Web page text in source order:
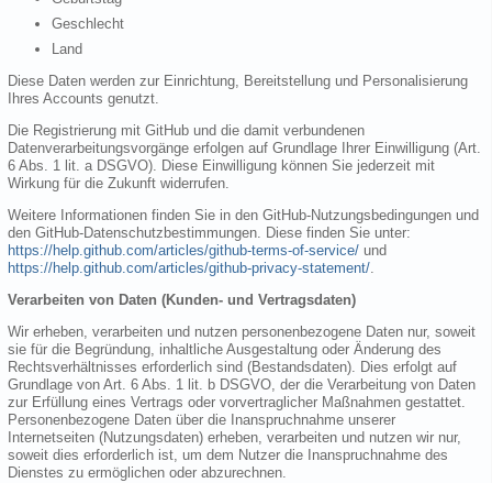
Geschlecht
Land
Diese Daten werden zur Einrichtung, Bereitstellung und Personalisierung
Ihres Accounts genutzt.
Die Registrierung mit GitHub und die damit verbundenen
Datenverarbeitungsvorgänge erfolgen auf Grundlage Ihrer Einwilligung (Art.
6 Abs. 1 lit. a DSGVO). Diese Einwilligung können Sie jederzeit mit
Wirkung für die Zukunft widerrufen.
Weitere Informationen finden Sie in den GitHub-Nutzungsbedingungen und
den GitHub-Datenschutzbestimmungen. Diese finden Sie unter:
https://help.github.com/articles/github-terms-of-service/ und
https://help.github.com/articles/github-privacy-statement/.
Verarbeiten von Daten (Kunden- und Vertragsdaten)
Wir erheben, verarbeiten und nutzen personenbezogene Daten nur, soweit
sie für die Begründung, inhaltliche Ausgestaltung oder Änderung des
Rechtsverhältnisses erforderlich sind (Bestandsdaten). Dies erfolgt auf
Grundlage von Art. 6 Abs. 1 lit. b DSGVO, der die Verarbeitung von Daten
zur Erfüllung eines Vertrags oder vorvertraglicher Maßnahmen gestattet.
Personenbezogene Daten über die Inanspruchnahme unserer
Internetseiten (Nutzungsdaten) erheben, verarbeiten und nutzen wir nur,
soweit dies erforderlich ist, um dem Nutzer die Inanspruchnahme des
Dienstes zu ermöglichen oder abzurechnen.